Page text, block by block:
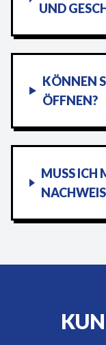
UND
KÖNNEN
ÖFFNEN?
MUSS ICH